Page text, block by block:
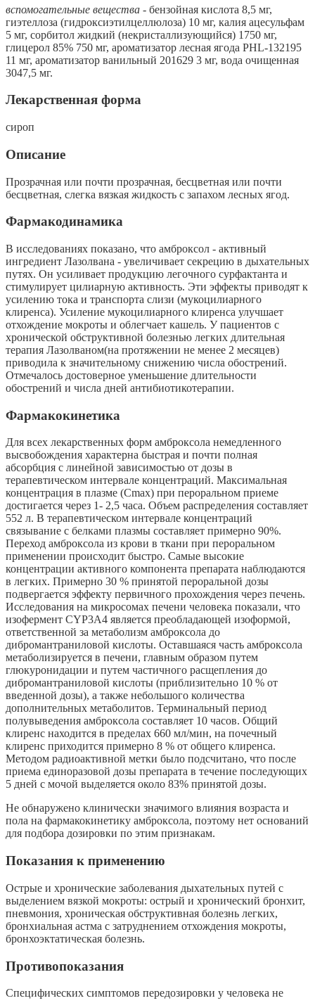
вспомогательные вещества - бензойная кислота 8,5 мг,
гиэтеллоза (гидроксиэтилцеллюлоза) 10 мг, калия ацесульфам
5 мг, сорбитол жидкий (некристаллизующийся) 1750 мг,
глицерол 85% 750 мг, ароматизатор лесная ягода PHL-132195
11 мг, ароматизатор ванильный 201629 3 мг, вода очищенная
3047,5 мг.
Лекарственная форма
сироп
Описание
Прозрачная или почти прозрачная, бесцветная или почти
бесцветная, слегка вязкая жидкость с запахом лесных ягод.
Фармакодинамика
В исследованиях показано, что амброксол - активный
ингредиент Лазолвана - увеличивает секрецию в дыхательных
путях. Он усиливает продукцию легочного сурфактанта и
стимулирует цилиарную активность. Эти эффекты приводят к
усилению тока и транспорта слизи (мукоцилиарного
клиренса). Усиление мукоцилиарного клиренса улучшает
отхождение мокроты и облегчает кашель. У пациентов с
хронической обструктивной болезнью легких длительная
терапия Лазолваном(на протяжении не менее 2 месяцев)
приводила к значительному снижению числа обострений.
Отмечалось достоверное уменьшение длительности
обострений и числа дней антибиотикотерапии.
Фармакокинетика
Для всех лекарственных форм амброксола немедленного
высвобождения характерна быстрая и почти полная
абсорбция с линейной зависимостью от дозы в
терапевтическом интервале концентраций. Максимальная
концентрация в плазме (Сmах) при пероральном приеме
достигается через 1- 2,5 часа. Объем распределения составляет
552 л. В терапевтическом интервале концентраций
связывание с белками плазмы составляет примерно 90%.
Переход амброксола из крови в ткани при пероральном
применении происходит быстро. Самые высокие
концентрации активного компонента препарата наблюдаются
в легких. Примерно 30 % принятой пероральной дозы
подвергается эффекту первичного прохождения через печень.
Исследования на микросомах печени человека показали, что
изофермент CYP3A4 является преобладающей изоформой,
ответственной за метаболизм амброксола до
дибромантраниловой кислоты. Оставшаяся часть амброксола
метаболизируется в печени, главным образом путем
глюкуронидации и путем частичного расщепления до
дибромантраниловой кислоты (приблизительно 10 % от
введенной дозы), а также небольшого количества
дополнительных метаболитов. Терминальный период
полувыведения амброксола составляет 10 часов. Общий
клиренс находится в пределах 660 мл/мин, на почечный
клиренс приходится примерно 8 % от общего клиренса.
Методом радиоактивной метки было подсчитано, что после
приема единоразовой дозы препарата в течение последующих
5 дней с мочой выделяется около 83% принятой дозы.
Не обнаружено клинически значимого влияния возраста и
пола на фармакокинетику амброксола, поэтому нет оснований
для подбора дозировки по этим признакам.
Показания к применению
Острые и хронические заболевания дыхательных путей с
выделением вязкой мокроты: острый и хронический бронхит,
пневмония, хроническая обструктивная болезнь легких,
бронхиальная астма с затруднением отхождения мокроты,
бронхоэктатическая болезнь.
Противопоказания
Специфических симптомов передозировки у человека не